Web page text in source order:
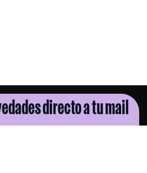
directo a tu mail